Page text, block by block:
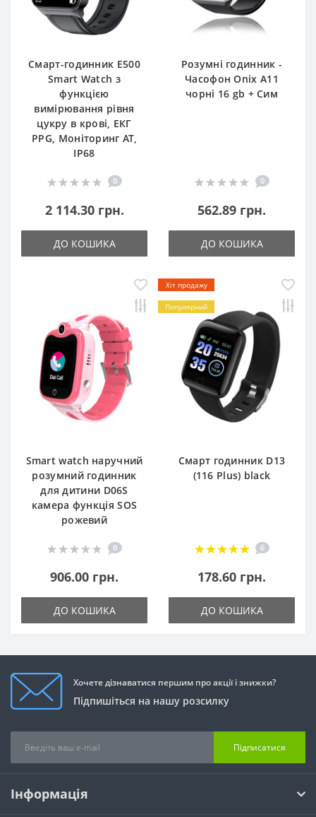
Смарт-годинник E500
Smart Watch з
функцією
вимірювання рівня
цукру в крові, ЕКГ
PPG, Моніторинг АТ,
IP68
0
2 114.30 грн.
ДО КОШИКА
Розумні годинник -
Часофон Onix A11
чорні 16 gb + Сим
0
562.89 грн.
ДО КОШИКА
Smart watch наручний
розумний годинник
для дитини D06S
камера функція SOS
рожевий
0
906.00 грн.
ДО КОШИКА
Хіт продажу
Популярний
Смарт годинник D13
(116 Plus) black
6
178.60 грн.
ДО КОШИКА
Хочете дізнаватися першим про акції і знижки?
Підпишіться на нашу розсилку
Підписатися
Інформація